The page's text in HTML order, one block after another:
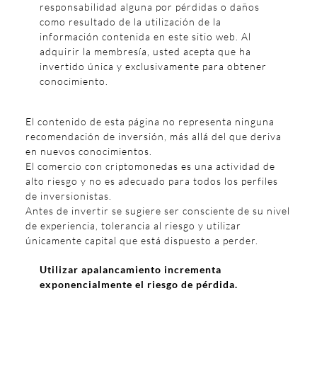
responsabilidad alguna por pérdidas o daños
como resultado de la utilización de la
información contenida en este sitio web. Al
adquirir la membresía, usted acepta que ha
invertido única y exclusivamente para obtener
conocimiento.
El contenido de esta página no representa ninguna
recomendación de inversión, más allá del que deriva
en nuevos conocimientos.
El comercio con criptomonedas es una actividad de
alto riesgo y no es adecuado para todos los perfiles
de inversionistas.
Antes de invertir se sugiere ser consciente de su nivel
de experiencia, tolerancia al riesgo y utilizar
únicamente capital que está dispuesto a perder.
Utilizar apalancamiento incrementa
exponencialmente el riesgo de pérdida.